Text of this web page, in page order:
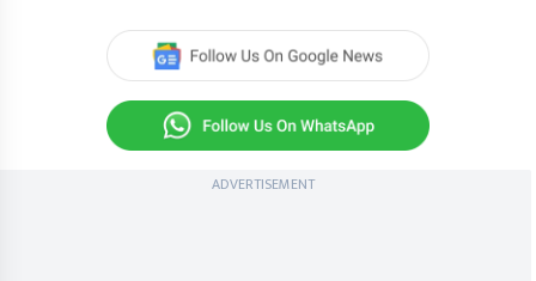
ADVERTISEMENT